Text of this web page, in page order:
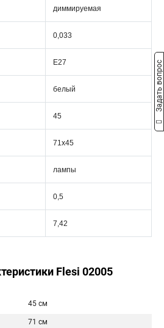
диммируемая
0,033
Е27
белый
45
71х45
лампы
0,5
7,42
Flesi 02005
45 см
71 см
Задать вопрос